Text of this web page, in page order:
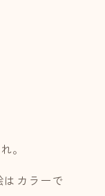
。
カラーで